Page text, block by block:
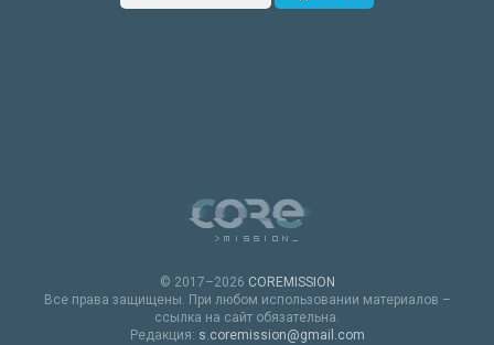
© 2017–2026 COREMISSION
Все права защищены. При любом использовании материалов –
ссылка на сайт обязательна.
Редакция: s.coremission@gmail.com